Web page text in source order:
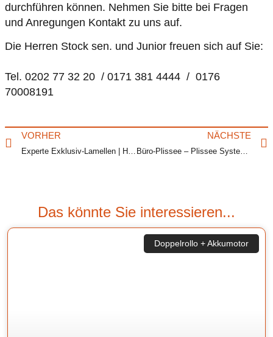
durchführen können. Nehmen Sie bitte bei Fragen
und Anregungen Kontakt zu uns auf.
Die Herren Stock sen. und Junior freuen sich auf Sie:
Tel. 0202 77 32 20 / 0171 381 4444 / 0176
70008191
VORHER
Experte Exklusiv-Lamellen | Hotels und Bürogebäude
NÄCHSTE
Büro-Plissee – Plissee Systeme – KFZ Plissee für Wohnmobile
Das könnte Sie interessieren...
Doppelrollo + Akkumotor